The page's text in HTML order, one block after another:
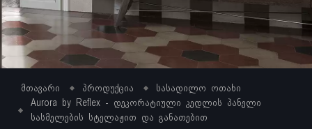
მთავარი პროდუქცია
სასადილო ოთახი
Aurora by Reflex - დეკორატიული კედლის პანელი
სასმელების სტელაჟით და განათებით